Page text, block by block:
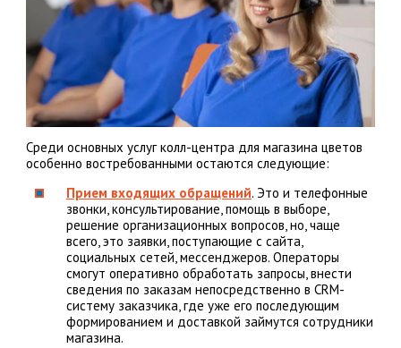
Среди основных услуг колл-центра для магазина цветов
особенно востребованными остаются следующие:
Прием входящих обращений. Это и телефонные
звонки, консультирование, помощь в выборе,
решение организационных вопросов, но, чаще
всего, это заявки, поступающие с сайта,
социальных сетей, мессенджеров. Операторы
смогут оперативно обработать запросы, внести
сведения по заказам непосредственно в CRM-
систему заказчика, где уже его последующим
формированием и доставкой займутся сотрудники
магазина.